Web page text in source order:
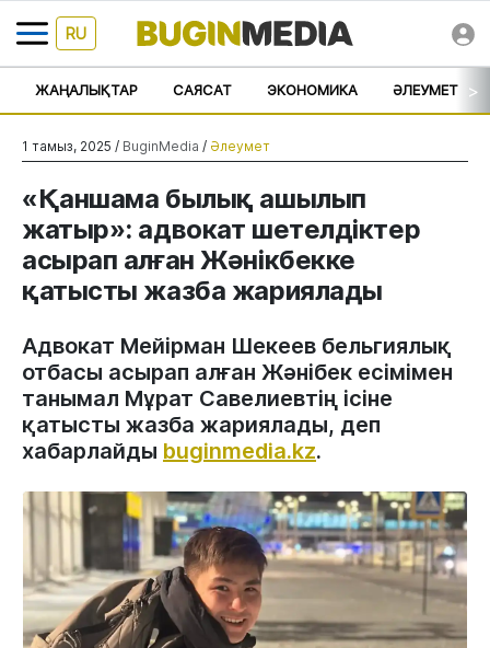
RU
ЖАҢАЛЫҚТАР САЯСАТ ЭКОНОМИКА ӘЛЕУМЕТ >
1 тамыз, 2025 / BuginMedia / Әлеумет
«Қаншама былық ашылып
жатыр»: адвокат шетелдіктер
асырап алған Жәнікбекке
қатысты жазба жариялады
Адвокат Мейірман Шекеев бельгиялық
отбасы асырап алған Жәнібек есімімен
танымал Мұрат Савелиевтің ісіне
қатысты жазба жариялады, деп
хабарлайды buginmedia.kz.